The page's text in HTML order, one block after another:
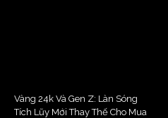
Vàng 24k Và Gen Z: Làn Sóng
Tích Lũy Mới Thay Thế Cho Mua